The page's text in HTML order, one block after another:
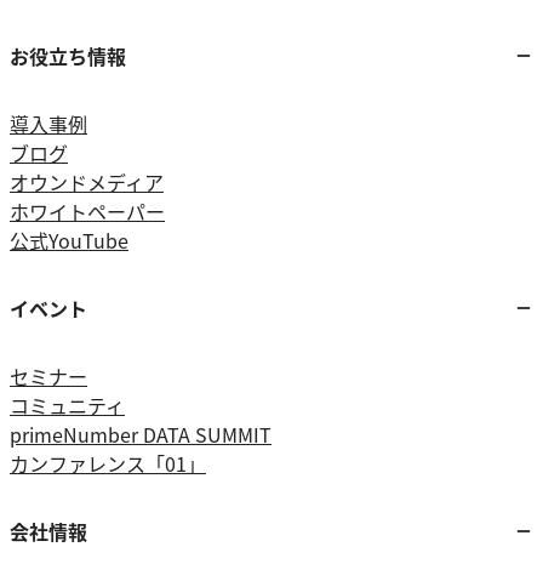
お役立ち情報
導入事例
ブログ
オウンドメディア
ホワイトペーパー
公式YouTube
イベント
セミナー
コミュニティ
primeNumber DATA SUMMIT
カンファレンス「01」
会社情報